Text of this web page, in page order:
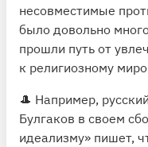
несовместимые
было довольно
прошли путь от
к религиозному
🎩 Например,
Булгаков в своем
идеализму» пишет,